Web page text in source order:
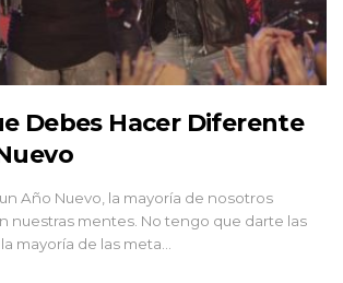
Debes Hacer Diferente
Año Nuevo, la mayoría de nosotros
nuestras mentes. No tengo que darte las
mayoría de las meta…